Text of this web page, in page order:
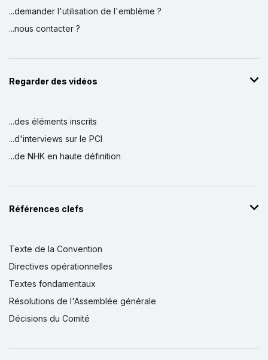
...demander l'utilisation de l'emblème ?
...nous contacter ?
Regarder des vidéos
...des éléments inscrits
...d'interviews sur le PCI
...de NHK en haute définition
Références clefs
Texte de la Convention
Directives opérationnelles
Textes fondamentaux
Résolutions de l'Assemblée générale
Décisions du Comité